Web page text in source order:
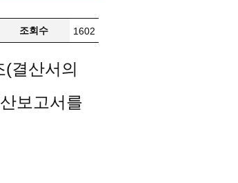
조회수 1602
(결산서의
보고서를